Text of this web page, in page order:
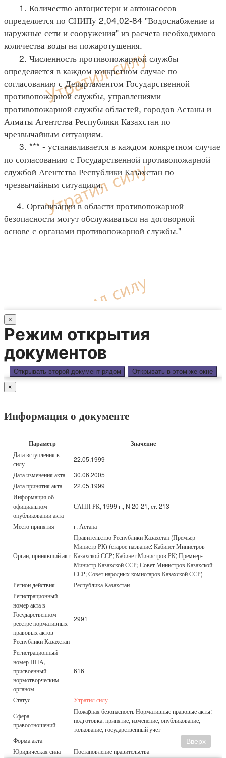
1. Количество автоцистерн и автонасосов
определяется по СНИПу 2,04,02-84 "Водоснабжение и
наружные сети и сооружения" из расчета необходимого
количества воды на пожаротушения.
2. Численность противопожарной службы
определяется в каждом конкретном случае по
согласованию с Департаментом Государственной
противопожарной службы, управлениями
противопожарной службы областей, городов Астаны и
Алматы Агентства Республики Казахстан по
чрезвычайным ситуациям.
3. *** - устанавливается в каждом конкретном случае
по согласованию с Государственной противопожарной
службой Агентства Республики Казахстан по
чрезвычайным ситуациям.
4. Организации в области противопожарной
безопасности могут обслуживаться на договорной
основе с органами противопожарной службы."
×
Режим открытия
документов
Открывать второй документ рядом Открывать в этом же окне
×
Информация о документе
Параметр Значение
Дата вступления в
силу
22.05.1999
Дата изменения акта
30.06.2005
Дата принятия акта
22.05.1999
Информация об
официальном
опубликовании акта
САПП РК, 1999 г., N 20-21, ст. 213
Место принятия г. Астана
Орган, принявший акт
Правительство Республики Казахстан (Премьер-
Министр РК) (старое название: Кабинет Министров
Казахской ССР; Кабинет Министров РК; Премьер-
Министр Казахской ССР; Совет Министров Казахской
ССР; Совет народных комиссаров Казахской ССР)
Регион действия
Республика Казахстан
Регистрационный
номер акта в
Государственном
реестре нормативных
правовых актов
Республики Казахстан
2991
Регистрационный
номер НПА,
присвоенный
нормотворческим
органом
616
Статус
Утратил силу
Сфера
правоотношений
Пожаpная безопасность Нормативные правовые акты:
подготовка, принятие, изменение, опубликование,
толкование, государственный учет
Форма акта
Юридическая сила
Постановление правительства
Вверх